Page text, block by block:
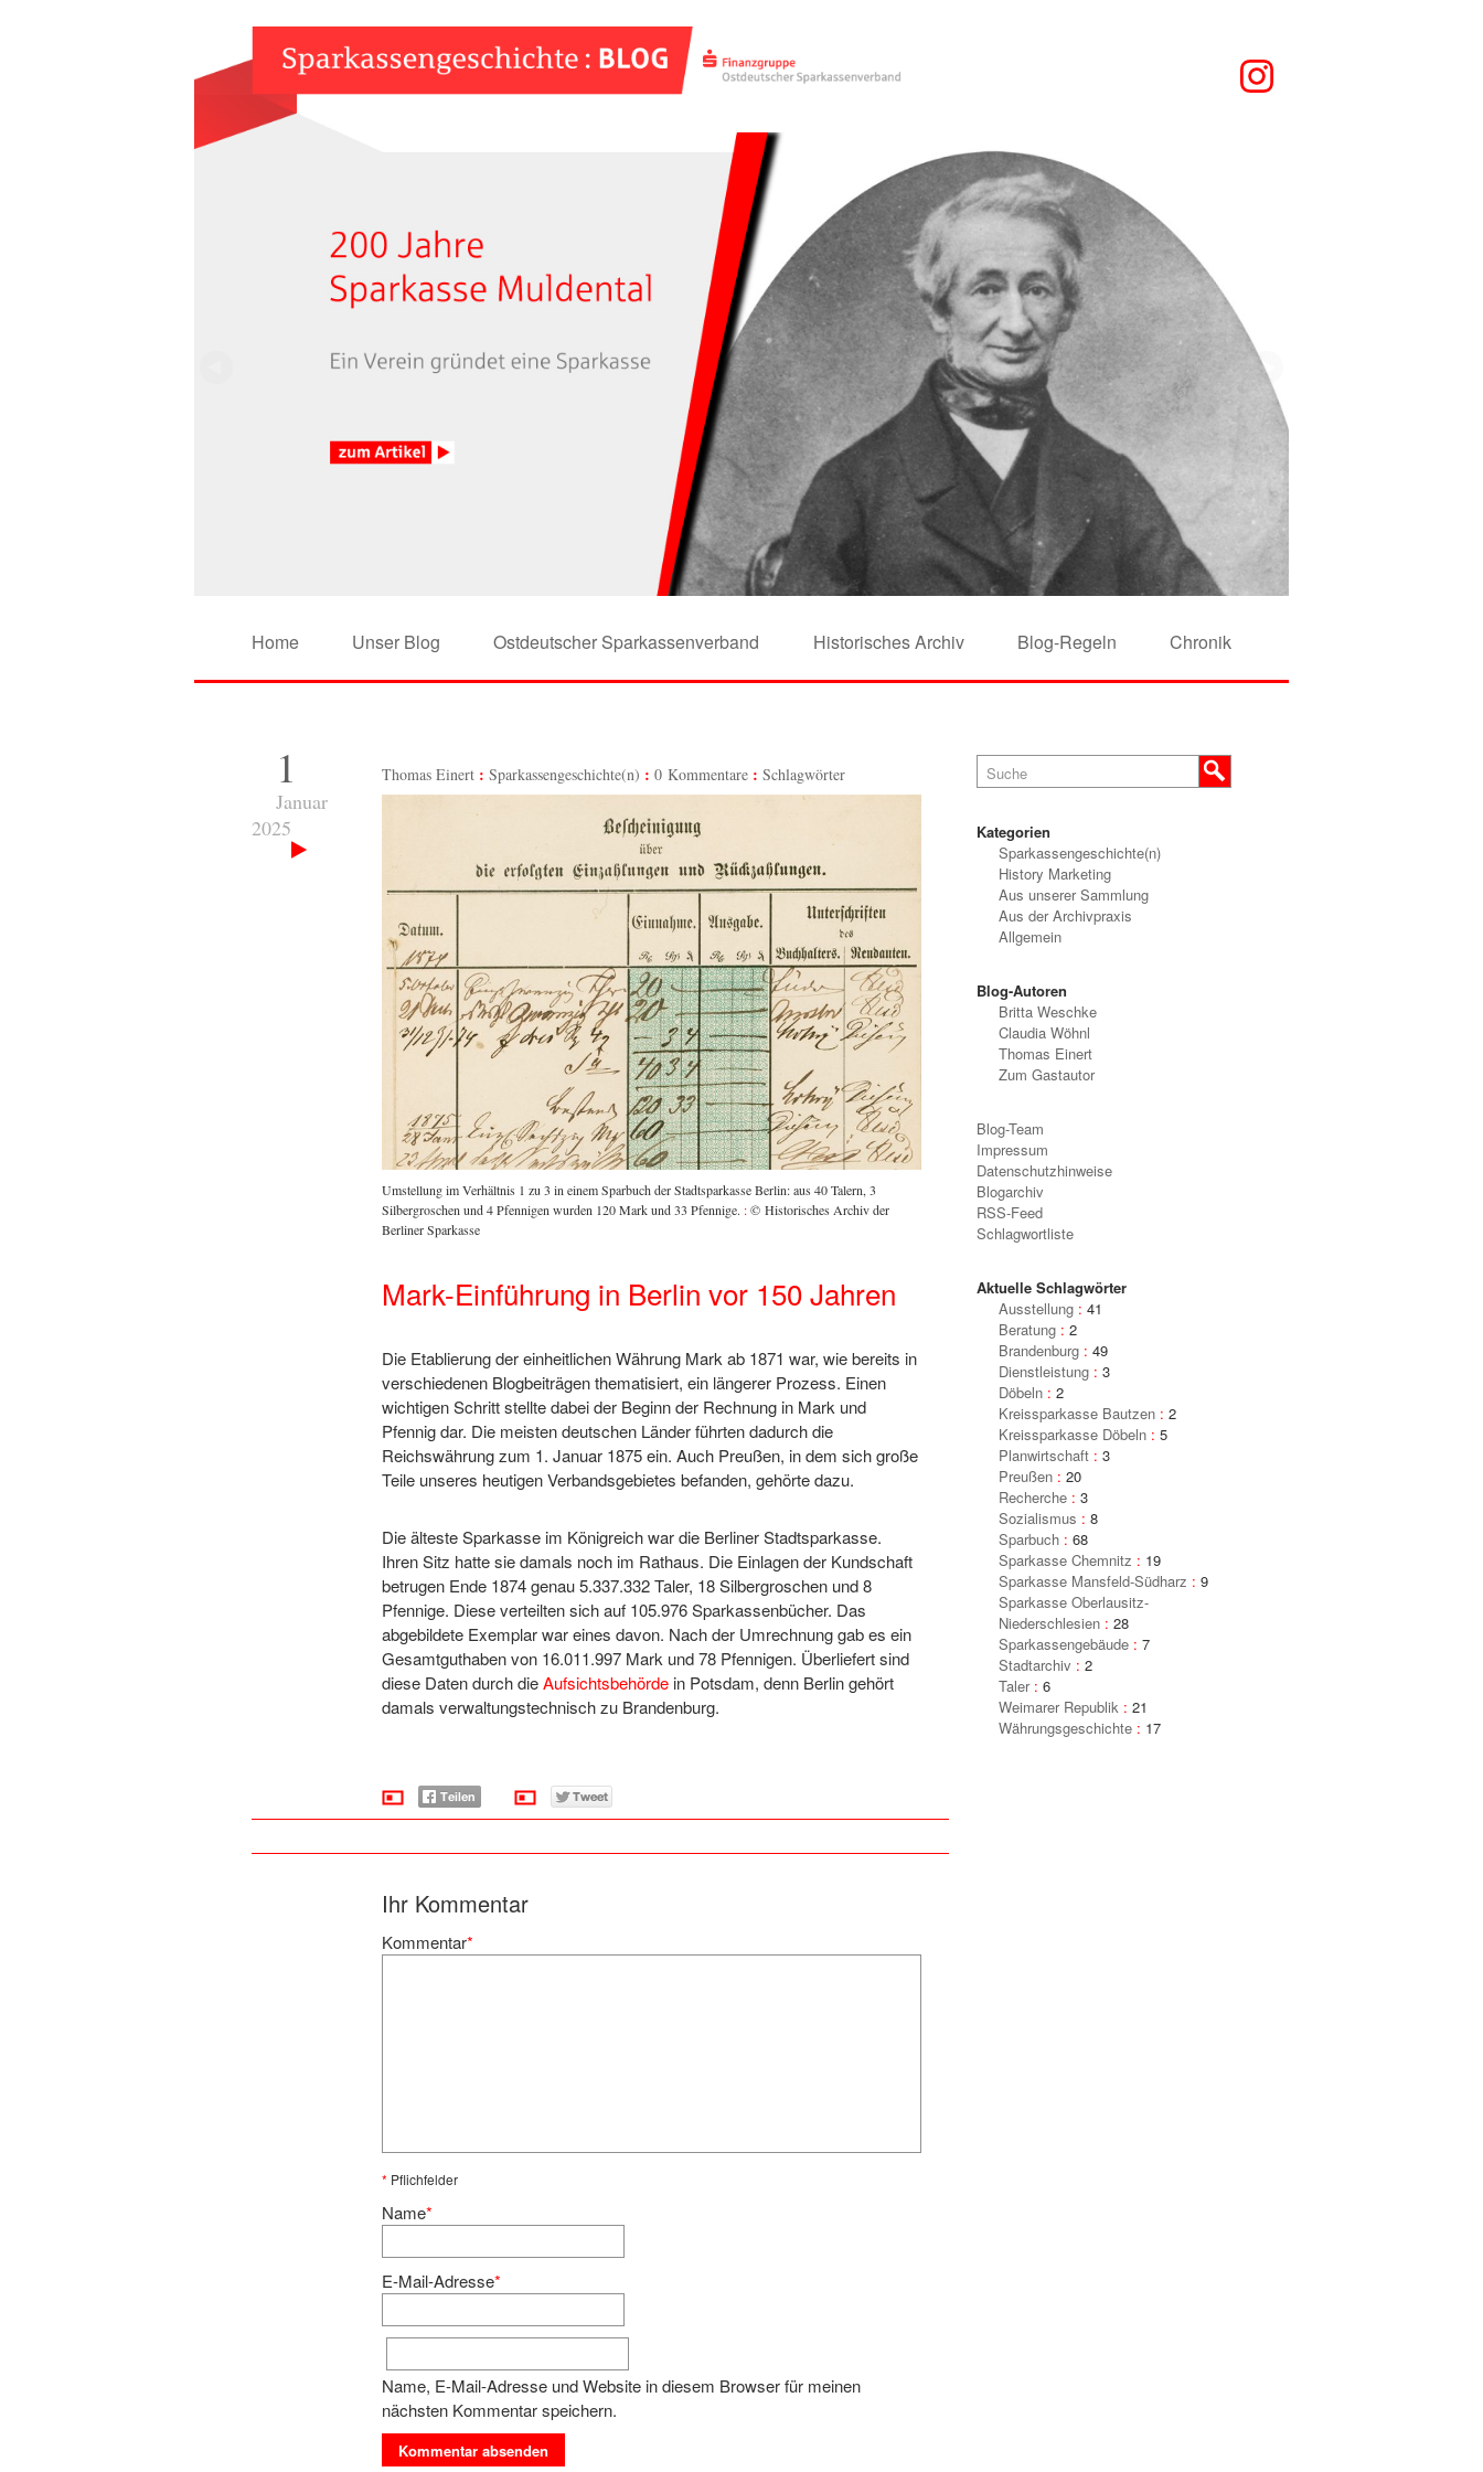
Home Unser Blog Ostdeutscher Sparkassenverband Historisches Archiv Blog-Regeln Chronik
1
Januar
2025
Thomas Einert Sparkassengeschichte(n) 0 Kommentare Schlagwörter
Umstellung im Verhältnis 1 zu 3 in einem Sparbuch der Stadtsparkasse Berlin: aus 40 Talern, 3
Silbergroschen und 4 Pfennigen wurden 120 Mark und 33 Pfennige. :© Historisches Archiv der
Berliner Sparkasse
Mark-Einführung in Berlin vor 150 Jahren
Die Etablierung der einheitlichen Währung Mark ab 1871 war, wie bereits in
verschiedenen Blogbeiträgen thematisiert, ein längerer Prozess. Einen
wichtigen Schritt stellte dabei der Beginn der Rechnung in Mark und
Pfennig dar. Die meisten deutschen Länder führten dadurch die
Reichswährung zum 1. Januar 1875 ein. Auch Preußen, in dem sich große
Teile unseres heutigen Verbandsgebietes befanden, gehörte dazu.
Die älteste Sparkasse im Königreich war die Berliner Stadtsparkasse.
Ihren Sitz hatte sie damals noch im Rathaus. Die Einlagen der Kundschaft
betrugen Ende 1874 genau 5.337.332 Taler, 18 Silbergroschen und 8
Pfennige. Diese verteilten sich auf 105.976 Sparkassenbücher. Das
abgebildete Exemplar war eines davon. Nach der Umrechnung gab es ein
Gesamtguthaben von 16.011.997 Mark und 78 Pfennigen. Überliefert sind
diese Daten durch dieAufsichtsbehörde in Potsdam, denn Berlin gehört
damals verwaltungstechnisch zu Brandenburg.
Ihr Kommentar
Kommentar*
* Pflichfelder
Name*
E-Mail-Adresse*
Name, E-Mail-Adresse und Website in diesem Browser für meinen
nächsten Kommentar speichern.
Kategorien
Sparkassengeschichte(n)
History Marketing
Aus unserer Sammlung
Aus der Archivpraxis
Allgemein
Blog-Autoren
Britta Weschke
Claudia Wöhnl
Thomas Einert
Zum Gastautor
Blog-Team
Impressum
Datenschutzhinweise
Blogarchiv
RSS-Feed
Schlagwortliste
Aktuelle Schlagwörter
Ausstellung: 41
Beratung: 2
Brandenburg: 49
Dienstleistung: 3
Döbeln: 2
Kreissparkasse Bautzen: 2
Kreissparkasse Döbeln: 5
Planwirtschaft: 3
Preußen: 20
Recherche: 3
Sozialismus : 8
Sparbuch: 68
Sparkasse Chemnitz : 19
Sparkasse Mansfeld-Südharz : 9
Sparkasse Oberlausitz-
Niederschlesien: 28
Sparkassengebäude: 7
Stadtarchiv : 2
Taler: 6
Weimarer Republik: 21
Währungsgeschichte: 17